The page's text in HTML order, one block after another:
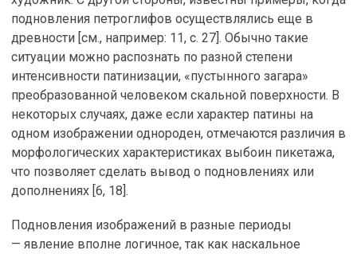
подновления петроглифов осуществлялись еще в
древности [см., например: 11, с. 27]. Обычно такие
ситуации можно распознать по разной степени
интенсивности патинизации, «пустынного загара»
преобразованной человеком скальной поверхности. В
некоторых случаях, даже если характер патины на
одном изображении однороден, отмечаются различия в
морфологических характеристиках выбоин пикетажа,
что позволяет сделать вывод о подновлениях или
дополнениях [6, 18].
Подновления изображений в разные периоды
— явление вполне логичное, так как наскальное